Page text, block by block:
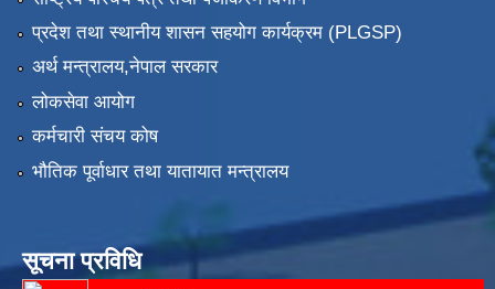
प्रदेश तथा स्थानीय शासन सहयोग कार्यक्रम (PLGSP)
अर्थ मन्त्रालय,नेपाल सरकार
लोकसेवा आयोग
कर्मचारी संचय कोष
भौतिक पूर्वाधार तथा यातायात मन्त्रालय
सूचना प्रविधि